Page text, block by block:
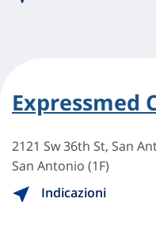
Expressmed
2121 Sw 36th St, San
San Antonio (1F)
Indicazioni